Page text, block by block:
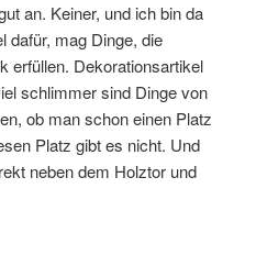
an. Keiner, und ich bin da
dafür, mag Dinge, die
erfüllen. Dekorationsartikel
schlimmer sind Dinge von
ob man schon einen Platz
Platz gibt es nicht. Und
neben dem Holztor und